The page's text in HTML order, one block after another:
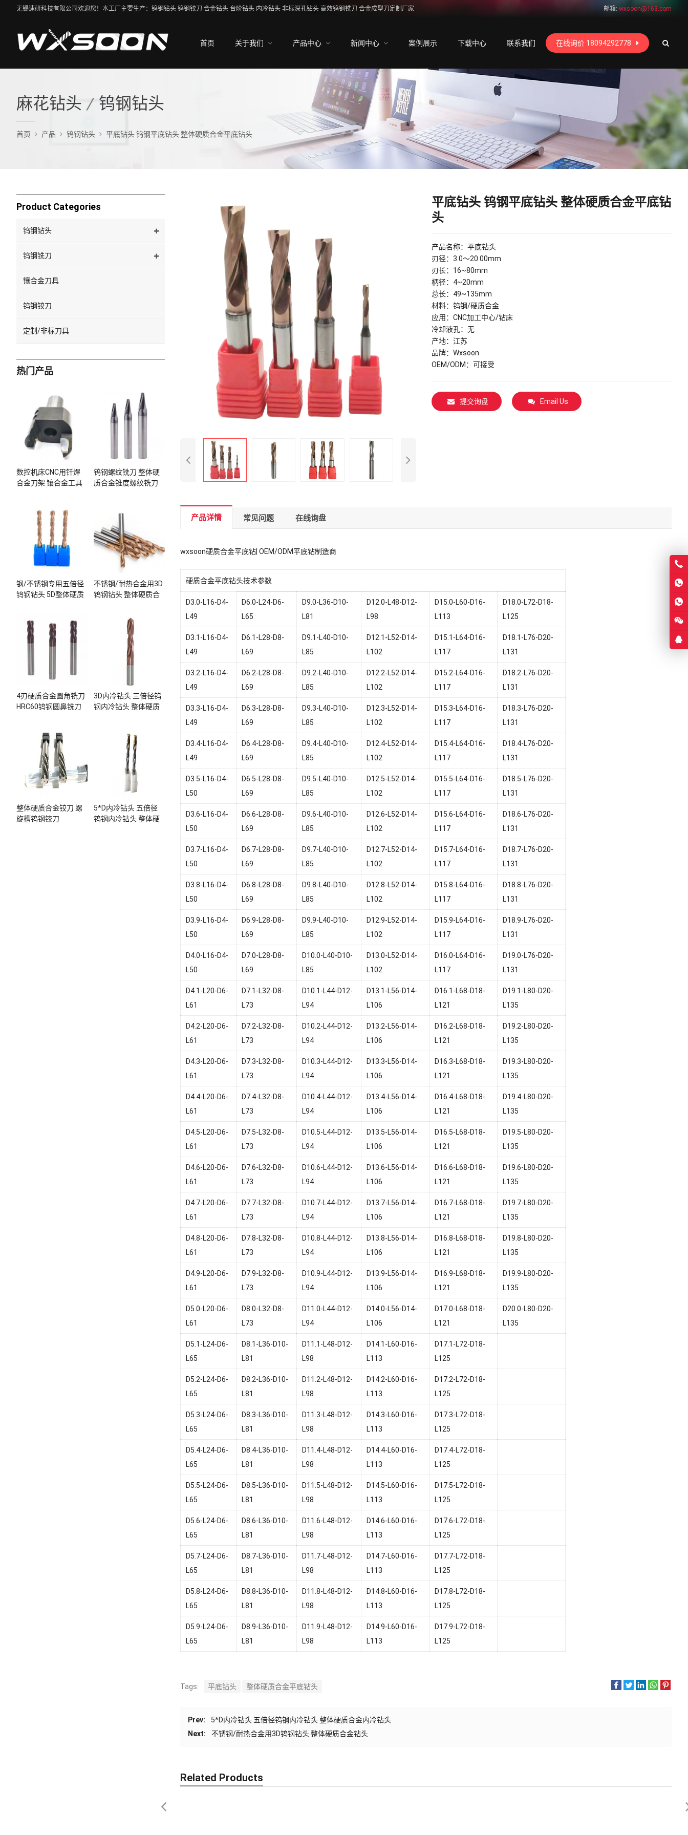
无锡速研科技有限公司欢迎您！本工厂主要生产：钨钢钻头 钨钢铰刀 合金钻头 台阶钻头 内冷钻头 非标深孔钻头 高效钨钢铣刀 合金成型刀定制厂家 邮箱: wxsoon@163.com
首页 关于我们 产品中心 新闻中心 案例展示 下载中心 联系我们 在线询价 18094292778
麻花钻头 / 钨钢钻头
首页 产品 钨钢钻头 平底钻头 钨钢平底钻头 整体硬质合金平底钻头
平底钻头 钨钢平底钻头 整体硬质合金平底钻
头
产品名称：平底钻头
刃径：3.0～20.00mm
刃长：16~80mm
柄径：4~20mm
总长：49~135mm
材料：钨钢/硬质合金
应用：CNC加工中心/钻床
冷却液孔：无
产地：江苏
品牌：Wxsoon
OEM/ODM：可接受
提交询盘 Email Us
产品详情 常见问题 在线询盘
wxsoon硬质合金平底钻| OEM/ODM平底钻制造商
硬质合金平底钻头技术参数
D3.0-L16-D4-
L49
D6.0-L24-D6-
L65
D9.0-L36-D10-
L81
D12.0-L48-D12-
L98
D15.0-L60-D16-
L113
D18.0-L72-D18-
L125
D3.1-L16-D4-
L49
D6.1-L28-D8-
L69
D9.1-L40-D10-
L85
D12.1-L52-D14-
L102
D15.1-L64-D16-
L117
D18.1-L76-D20-
L131
D3.2-L16-D4-
L49
D6.2-L28-D8-
L69
D9.2-L40-D10-
L85
D12.2-L52-D14-
L102
D15.2-L64-D16-
L117
D18.2-L76-D20-
L131
D3.3-L16-D4-
L49
D6.3-L28-D8-
L69
D9.3-L40-D10-
L85
D12.3-L52-D14-
L102
D15.3-L64-D16-
L117
D18.3-L76-D20-
L131
D3.4-L16-D4-
L49
D6.4-L28-D8-
L69
D9.4-L40-D10-
L85
D12.4-L52-D14-
L102
D15.4-L64-D16-
L117
D18.4-L76-D20-
L131
D3.5-L16-D4-
L50
D6.5-L28-D8-
L69
D9.5-L40-D10-
L85
D12.5-L52-D14-
L102
D15.5-L64-D16-
L117
D18.5-L76-D20-
L131
D3.6-L16-D4-
L50
D6.6-L28-D8-
L69
D9.6-L40-D10-
L85
D12.6-L52-D14-
L102
D15.6-L64-D16-
L117
D18.6-L76-D20-
L131
D3.7-L16-D4-
L50
D6.7-L28-D8-
L69
D9.7-L40-D10-
L85
D12.7-L52-D14-
L102
D15.7-L64-D16-
L117
D18.7-L76-D20-
L131
D3.8-L16-D4-
L50
D6.8-L28-D8-
L69
D9.8-L40-D10-
L85
D12.8-L52-D14-
L102
D15.8-L64-D16-
L117
D18.8-L76-D20-
L131
D3.9-L16-D4-
L50
D6.9-L28-D8-
L69
D9.9-L40-D10-
L85
D12.9-L52-D14-
L102
D15.9-L64-D16-
L117
D18.9-L76-D20-
L131
D4.0-L16-D4-
L50
D7.0-L28-D8-
L69
D10.0-L40-D10-
L85
D13.0-L52-D14-
L102
D16.0-L64-D16-
L117
D19.0-L76-D20-
L131
D4.1-L20-D6-
L61
D7.1-L32-D8-
L73
D10.1-L44-D12-
L94
D13.1-L56-D14-
L106
D16.1-L68-D18-
L121
D19.1-L80-D20-
L135
D4.2-L20-D6-
L61
D7.2-L32-D8-
L73
D10.2-L44-D12-
L94
D13.2-L56-D14-
L106
D16.2-L68-D18-
L121
D19.2-L80-D20-
L135
D4.3-L20-D6-
L61
D7.3-L32-D8-
L73
D10.3-L44-D12-
L94
D13.3-L56-D14-
L106
D16.3-L68-D18-
L121
D19.3-L80-D20-
L135
D4.4-L20-D6-
L61
D7.4-L32-D8-
L73
D10.4-L44-D12-
L94
D13.4-L56-D14-
L106
D16.4-L68-D18-
L121
D19.4-L80-D20-
L135
D4.5-L20-D6-
L61
D7.5-L32-D8-
L73
D10.5-L44-D12-
L94
D13.5-L56-D14-
L106
D16.5-L68-D18-
L121
D19.5-L80-D20-
L135
D4.6-L20-D6-
L61
D7.6-L32-D8-
L73
D10.6-L44-D12-
L94
D13.6-L56-D14-
L106
D16.6-L68-D18-
L121
D19.6-L80-D20-
L135
D4.7-L20-D6-
L61
D7.7-L32-D8-
L73
D10.7-L44-D12-
L94
D13.7-L56-D14-
L106
D16.7-L68-D18-
L121
D19.7-L80-D20-
L135
D4.8-L20-D6-
L61
D7.8-L32-D8-
L73
D10.8-L44-D12-
L94
D13.8-L56-D14-
L106
D16.8-L68-D18-
L121
D19.8-L80-D20-
L135
D4.9-L20-D6-
L61
D7.9-L32-D8-
L73
D10.9-L44-D12-
L94
D13.9-L56-D14-
L106
D16.9-L68-D18-
L121
D19.9-L80-D20-
L135
D5.0-L20-D6-
L61
D8.0-L32-D8-
L73
D11.0-L44-D12-
L94
D14.0-L56-D14-
L106
D17.0-L68-D18-
L121
D20.0-L80-D20-
L135
D5.1-L24-D6-
L65
D8.1-L36-D10-
L81
D11.1-L48-D12-
L98
D14.1-L60-D16-
L113
D17.1-L72-D18-
L125
D5.2-L24-D6-
L65
D8.2-L36-D10-
L81
D11.2-L48-D12-
L98
D14.2-L60-D16-
L113
D17.2-L72-D18-
L125
D5.3-L24-D6-
L65
D8.3-L36-D10-
L81
D11.3-L48-D12-
L98
D14.3-L60-D16-
L113
D17.3-L72-D18-
L125
D5.4-L24-D6-
L65
D8.4-L36-D10-
L81
D11.4-L48-D12-
L98
D14.4-L60-D16-
L113
D17.4-L72-D18-
L125
D5.5-L24-D6-
L65
D8.5-L36-D10-
L81
D11.5-L48-D12-
L98
D14.5-L60-D16-
L113
D17.5-L72-D18-
L125
D5.6-L24-D6-
L65
D8.6-L36-D10-
L81
D11.6-L48-D12-
L98
D14.6-L60-D16-
L113
D17.6-L72-D18-
L125
D5.7-L24-D6-
L65
D8.7-L36-D10-
L81
D11.7-L48-D12-
L98
D14.7-L60-D16-
L113
D17.7-L72-D18-
L125
D5.8-L24-D6-
L65
D8.8-L36-D10-
L81
D11.8-L48-D12-
L98
D14.8-L60-D16-
L113
D17.8-L72-D18-
L125
D5.9-L24-D6-
L65
D8.9-L36-D10-
L81
D11.9-L48-D12-
L98
D14.9-L60-D16-
L113
D17.9-L72-D18-
L125
Tags: 平底钻头 整体硬质合金平底钻头
Prev:
5*D内冷钻头 五倍径钨钢内冷钻头 整体硬质合金内冷钻头
Next:
不锈钢/耐热合金用3D钨钢钻头 整体硬质合金钻头
Related Products
Product Categories
钨钢钻头
钨钢铣刀
镶合金刀具
钨钢铰刀
定制/非标刀具
热门产品
数控机床CNC用钎焊
合金刀架 镶合金工具
钨钢螺纹铣刀 整体硬
质合金锥度螺纹铣刀
钢/不锈钢专用五倍径
钨钢钻头 5D整体硬质
不锈钢/耐热合金用3D
钨钢钻头 整体硬质合
4刃硬质合金圆角铣刀
HRC60钨钢圆鼻铣刀
3D内冷钻头 三倍径钨
钢内冷钻头 整体硬质
整体硬质合金铰刀 螺
旋槽钨钢铰刀
5*D内冷钻头 五倍径
钨钢内冷钻头 整体硬